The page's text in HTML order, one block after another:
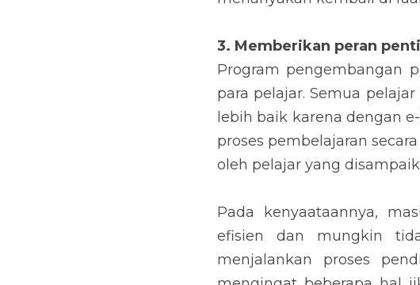
menanyakan kembali di luar
3. Memberikan peran
Program pengembangan
para pelajar. Semua
lebih baik karena dengan
proses pembelajaran
oleh pelajar yang
Pada kenyaataannya,
efisien dan mungkin
menjalankan proses